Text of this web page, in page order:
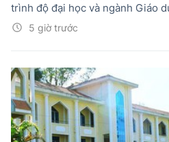
5 giờ trước
trình độ đại học và ngành Giáo